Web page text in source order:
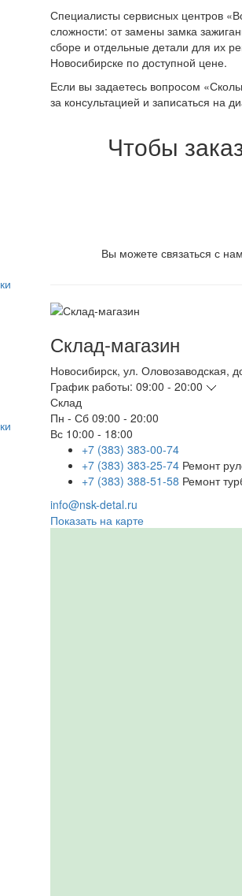
Специалисты сервисных центров
сложности: от замены замка
сборе и отдельные детали для их
Новосибирске по доступной цене.
Если вы задаетесь вопросом
за консультацией и записаться на
Чтобы
Вы можете связаться с
Склад-магазин
Новосибирск, ул. Оловозаводская,
График работы: 09:00 - 20:00
Склад
Пн - Сб 09:00 - 20:00
Вс 10:00 - 18:00
+7 (383) 383-00-74
+7 (383) 383-25-74 Ремонт
+7 (383) 388-51-58 Ремонт
info@nsk-detal.ru
Показать на карте